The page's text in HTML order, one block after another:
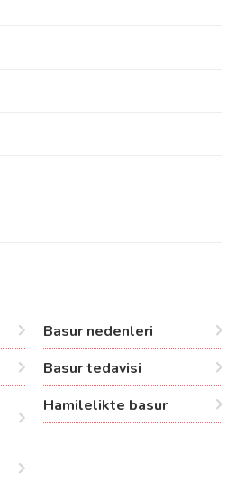
Basur nedenleri
Basur tedavisi
Hamilelikte basur